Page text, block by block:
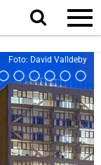
Sök
på
Foto: David Valldeby